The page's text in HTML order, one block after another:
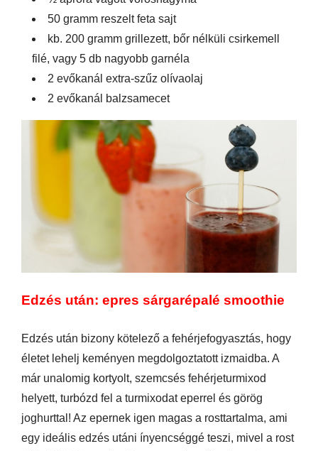
50 gramm reszelt feta sajt
kb. 200 gramm grillezett, bőr nélküli csirkemell
filé, vagy 5 db nagyobb garnéla
2 evőkanál extra-szűz olívaolaj
2 evőkanál balzsamecet
Edzés után: epres sárgarépalé smoothie
Edzés után bizony kötelező a fehérjefogyasztás, hogy
életet lehelj keményen megdolgoztatott izmaidba. A
már unalomig kortyolt, szemcsés fehérjeturmixod
helyett, turbózd fel a turmixodat eperrel és görög
joghurttal! Az epernek igen magas a rosttartalma, ami
egy ideális edzés utáni ínyencséggé teszi, mivel a rost